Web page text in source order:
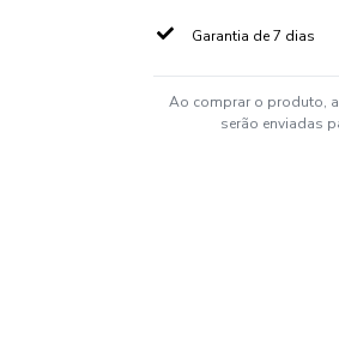
Garantia de 7 dias
Ao comprar o produto,
serão enviadas